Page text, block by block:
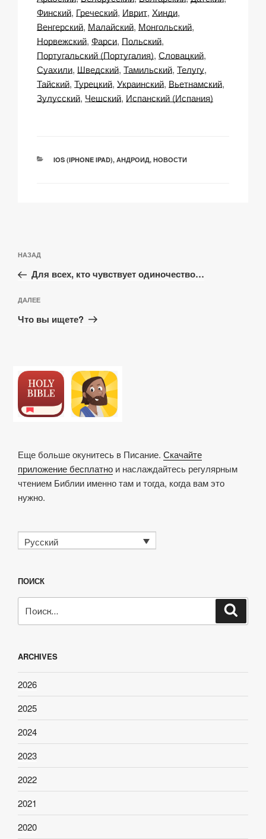
Финский Греческий Иврит Хинди
Венгерский Малайский Монгольский
Норвежский Фарси Польский
Португальский (Португалия) Словацкий
Суахили Шведский Тамильский Телугу
Тайский Турецкий Украинский Вьетнамский
Зулусский Чешский Испанский (Испания)
РУБРИКИ
IOS (IPHONE IPAD), АНДРОИД, НОВОСТИ
по
записям
Предыдущая
запись:
НАЗАД
Для всех, кто чувствует одиночество…
Следующая
запись
ДАЛЕЕ
Что вы ищете?
Еще больше окунитесь в Писание. Скачайте
приложение бесплатно и наслаждайтесь регулярным
чтением Библии именно там и тогда, когда вам это
нужно.
Русский
ПОИСК
ARCHIVES
2026
2025
2024
2023
2022
2021
2020